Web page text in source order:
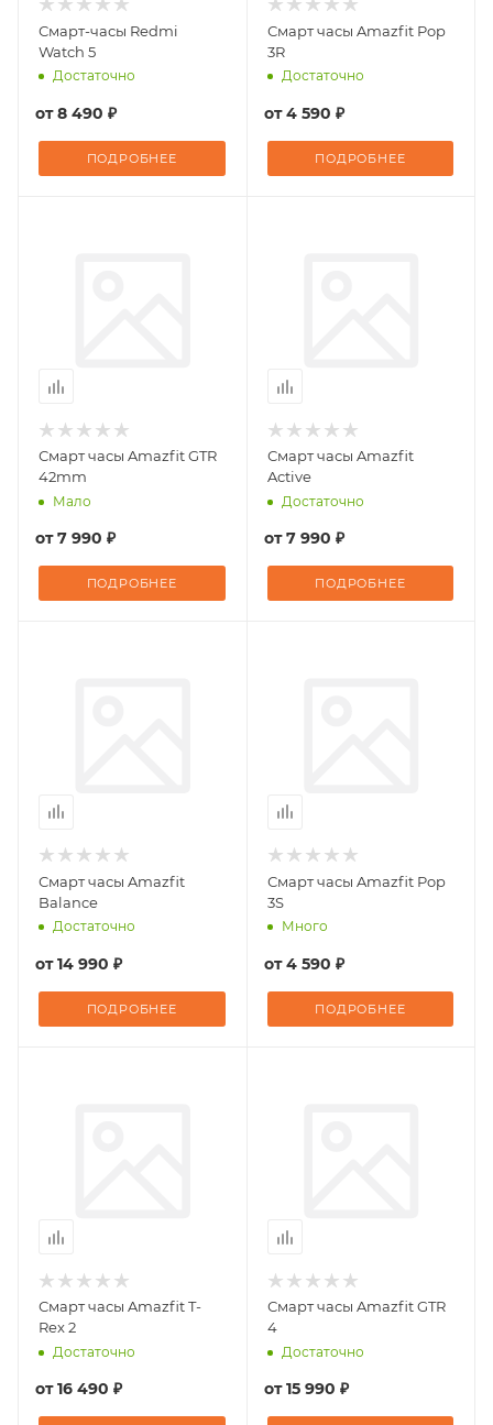
Смарт-часы Redmi
Watch 5
Достаточно
от8 490 ₽
ПОДРОБНЕЕ
Смарт часы Amazfit Pop
3R
Достаточно
от4 590 ₽
ПОДРОБНЕЕ
Смарт часы Amazfit GTR
42mm
Мало
от7 990 ₽
ПОДРОБНЕЕ
Смарт часы Amazfit
Active
Достаточно
от7 990 ₽
ПОДРОБНЕЕ
Смарт часы Amazfit
Balance
Достаточно
от14 990 ₽
ПОДРОБНЕЕ
Смарт часы Amazfit Pop
3S
Много
от4 590 ₽
ПОДРОБНЕЕ
Смарт часы Amazfit T-
Rex 2
Достаточно
от16 490 ₽
Смарт часы Amazfit GTR
4
Достаточно
от15 990 ₽